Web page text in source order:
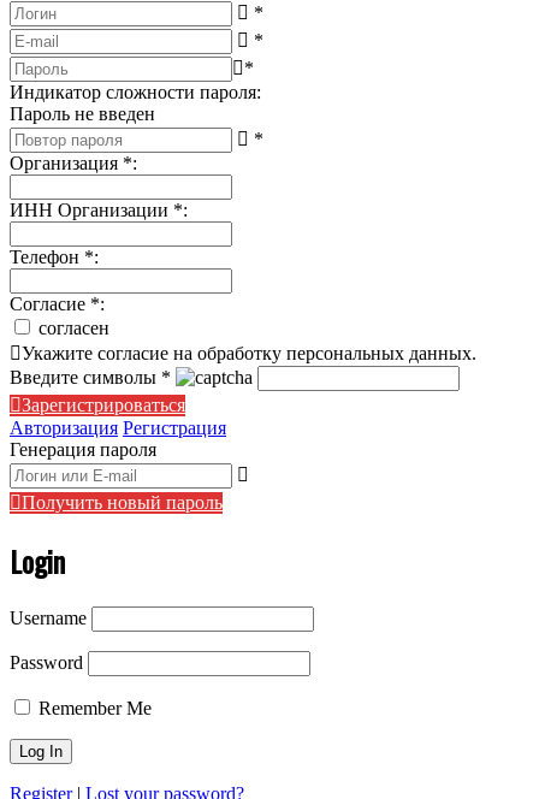
*
*
*
Индикатор сложности пароля:
Пароль не введен
*
Организация *:
ИНН Организации *:
Телефон *:
Согласие *:
согласен
Укажите согласие на обработку персональных данных.
Введите символы *
Зарегистрироваться
Авторизация Регистрация
Генерация пароля
Получить новый пароль
Login
Username
Password
Remember Me
Register| Lost your password?